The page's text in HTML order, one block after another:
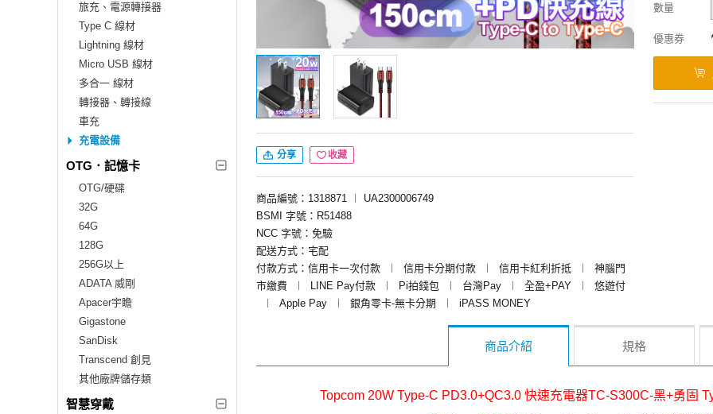
旅充、電源轉接器
Type C 線材
Lightning 線材
Micro USB 線材
多合一 線材
轉接器、轉接線
車充
充電設備
OTG．記憶卡
OTG/硬碟
32G
64G
128G
256G以上
ADATA 威剛
Apacer宇瞻
Gigastone
SanDisk
Transcend 創見
其他廠牌儲存類
智慧穿戴
分享 收藏
商品編號：1318871
UA2300006749
BSMI 字號：R51488
NCC 字號：免驗
配送方式：宅配
付款方式：信用卡一次付款
信用卡分期付款 信用卡紅利折抵
神腦門
市繳費
LINE Pay付款 Pi拍錢包 台灣Pay 全盈+PAY
悠遊付
Apple Pay 銀角零卡-無卡分期 iPASS MONEY
數量
優惠券
商品介紹 規格
Topcom 20W Type-C PD3.0+QC3.0 快速充電器TC-S300C-黑+勇固